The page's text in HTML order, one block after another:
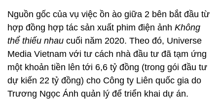
Nguồn gốc của vụ việc ồn ào giữa 2 bên bắt đầu từ
hợp đồng hợp tác sản xuất phim điện ảnh Không
thể thiếu nhau cuối năm 2020. Theo đó, Universe
Media Vietnam với tư cách nhà đầu tư đã tạm ứng
một khoản tiền lên tới 6,6 tỷ đồng (trong gói đầu tư
dự kiến 22 tỷ đồng) cho Công ty Liên quốc gia do
Trương Ngọc Ánh quản lý để triển khai dự án.